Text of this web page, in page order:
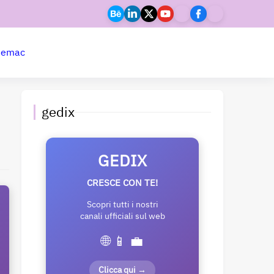
mac
gedix
GEDIX
CRESCE CON TE!
Scopri tutti i nostri
canali ufficiali sul web
🌐 📱 💼
Clicca qui →